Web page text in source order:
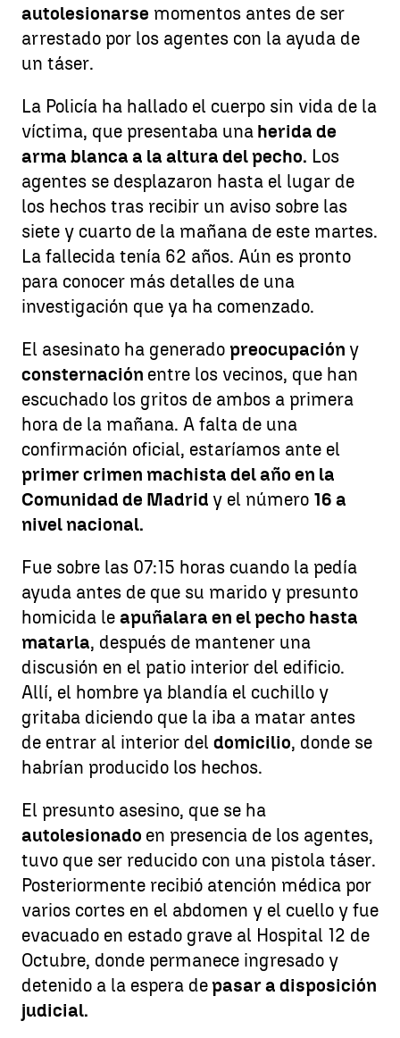
autolesionarse momentos antes de ser
arrestado por los agentes con la ayuda de
un táser.
La Policía ha hallado el cuerpo sin vida de la
víctima, que presentaba una herida de
arma blanca a la altura del pecho. Los
agentes se desplazaron hasta el lugar de
los hechos tras recibir un aviso sobre las
siete y cuarto de la mañana de este martes.
La fallecida tenía 62 años. Aún es pronto
para conocer más detalles de una
investigación que ya ha comenzado.
El asesinato ha generado preocupación y
consternación entre los vecinos, que han
escuchado los gritos de ambos a primera
hora de la mañana. A falta de una
confirmación oficial, estaríamos ante el
primer crimen machista del año en la
Comunidad de Madrid y el número 16 a
nivel nacional.
Fue sobre las 07:15 horas cuando la pedía
ayuda antes de que su marido y presunto
homicida le apuñalara en el pecho hasta
matarla, después de mantener una
discusión en el patio interior del edificio.
Allí, el hombre ya blandía el cuchillo y
gritaba diciendo que la iba a matar antes
de entrar al interior del domicilio, donde se
habrían producido los hechos.
El presunto asesino, que se ha
autolesionado en presencia de los agentes,
tuvo que ser reducido con una pistola táser.
Posteriormente recibió atención médica por
varios cortes en el abdomen y el cuello y fue
evacuado en estado grave al Hospital 12 de
Octubre, donde permanece ingresado y
detenido a la espera depasar a disposición
judicial.